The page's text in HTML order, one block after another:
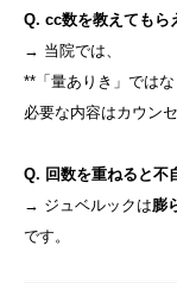
Q. cc数を教えてもら
→ 当院では、
**「量ありき」では
必要な内容はカウン
Q. 回数を重ねると不
→ ジュベルックは膨
です。